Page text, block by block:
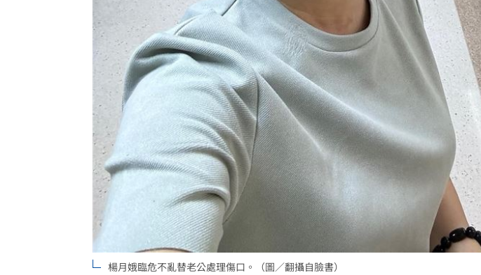
楊月娥臨危不亂替老公處理傷口。（圖／翻攝自臉書）